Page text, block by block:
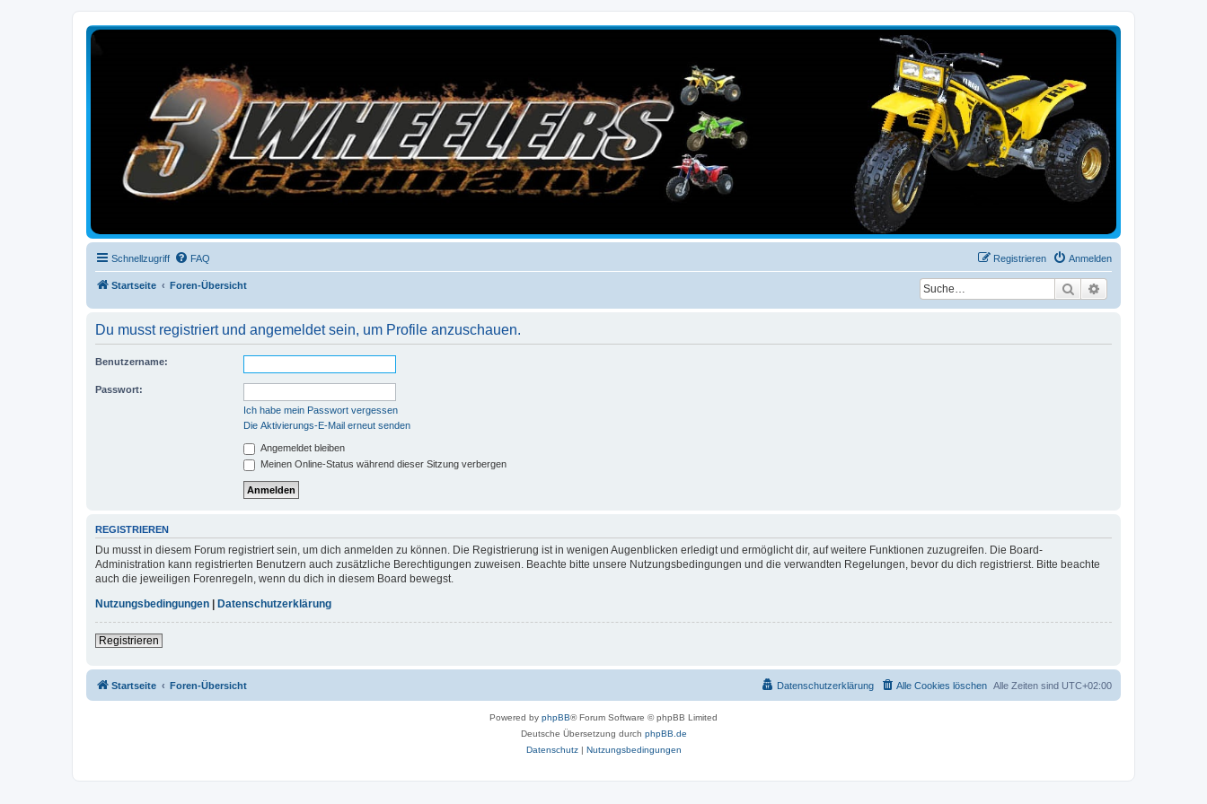
Honda, Yamaha, Kawasaki Trike
Schnellzugriff FAQ Anmelden
Registrieren
Startseite Foren-Übersicht Suche
Du musst registriert und angemeldet sein, um Profile anzuschauen.
Benutzername:
Passwort:
Ich habe mein Passwort vergessen
Die Aktivierungs-E-Mail erneut senden
Angemeldet bleiben
Meinen Online-Status während dieser Sitzung verbergen
REGISTRIEREN
Du musst in diesem Forum registriert sein, um dich anmelden zu können. Die Registrierung ist in wenigen Augenblicken erledigt und ermöglicht dir, auf weitere Funktionen zuzugreifen. Die Board-
Administration kann registrierten Benutzern auch zusätzliche Berechtigungen zuweisen. Beachte bitte unsere Nutzungsbedingungen und die verwandten Regelungen, bevor du dich registrierst. Bitte beachte
auch die jeweiligen Forenregeln, wenn du dich in diesem Board bewegst.
Nutzungsbedingungen
Datenschutzerklärung
Registrieren
Startseite Foren-Übersicht Alle Zeiten sind UTC+02:00
Alle Cookies löschen
Datenschutzerklärung
Powered by phpBB® Forum Software © phpBB Limited
Deutsche Übersetzung durch phpBB.de
Datenschutz | Nutzungsbedingungen